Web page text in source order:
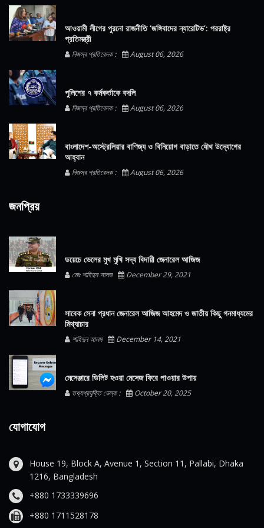
আওয়ামী লীগের পুরনো রাজনীতি ‘জঙ্গিবাদের ন্যারেটিভ’: পররাষ্ট্র
প্রতিমন্ত্রী
নিজস্ব প্রতিবেদক : August 06, 2026
পুলিশের ৭ কর্মকর্তাকে বদলি
নিজস্ব প্রতিবেদক : August 06, 2026
বাংলাদেশ-অস্ট্রেলিয়ার বাণিজ্য ও বিনিয়োগ বাড়াতে যৌথ উদ্যোগের
আহ্বান
নিজস্ব প্রতিবেদক : August 06, 2026
জনপ্রিয়
ডয়েচে ভেলের মুখ মুখি সদ্য বিদায়ী জেনারেল আজিজ
মোঃ শাহিদুন আলম December 29, 2021
সাবেক সেনা প্রধান জেনারেল আজিজ আহমেদ ও জাতীয় কিছু গনমাধ্যমের
মিথ্যাচার
শাহিদুন আলম December 14, 2021
মেসেঞ্জারে ডিলিট হওয়া মেসেজ ফিরে পাওয়ার উপায়
তথ্যপ্রযুক্তি ডেস্ক : October 20, 2025
যোগাযোগ
House 19, Block A, Avenue 1, Section 11, Pallabi, Dhaka
1216, Bangladesh
+880 1733339696
+880 1711528178